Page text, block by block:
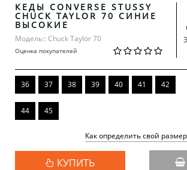
КЕДЫ CONVERSE STUSSY
CHUCK TAYLOR 70 СИНИЕ
ВЫСОКИЕ
Модель:: Chuck Taylor 70
Оценка покупателей
36 37 38 39 40 41 42
44 45
Как определить свой
КУПИТЬ